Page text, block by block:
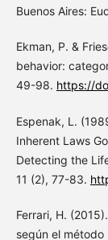
Buenos Aires:
Ekman, P. &
behavior:
49-98. https://
Espenak, L.
Inherent Laws
Detecting the
11 (2), 77-83.
Ferrari, H.
según el